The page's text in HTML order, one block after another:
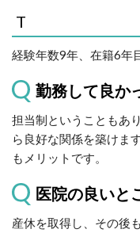
T
経験年数9年、在籍6年
勤務して良か
担当制ということもあ
ら良好な関係を築けま
もメリットです。
医院の良いと
産休を取得し、その後